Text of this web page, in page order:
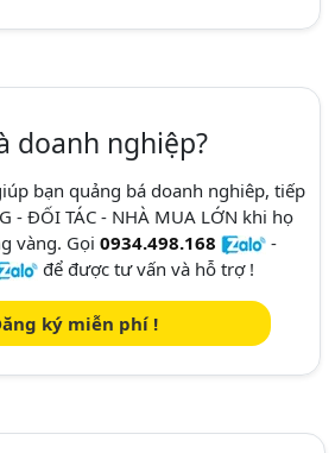
doanh nghiệp?
bạn quảng bá doanh nghiêp, tiếp
- ĐỐI TÁC - NHÀ MUA LỚN khi họ
vàng. Gọi 0934.498.168
-
để được tư vấn và hỗ trợ !
ký miễn phí !